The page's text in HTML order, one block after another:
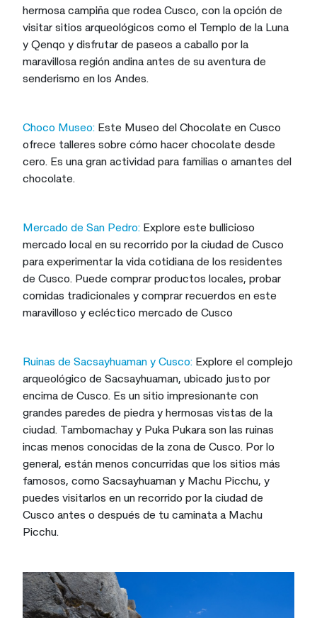
hermosa campiña que rodea Cusco, con la opción de
visitar sitios arqueológicos como el Templo de la Luna
y Qenqo y disfrutar de paseos a caballo por la
maravillosa región andina antes de su aventura de
senderismo en los Andes.
Choco Museo: Este Museo del Chocolate en Cusco
ofrece talleres sobre cómo hacer chocolate desde
cero. Es una gran actividad para familias o amantes del
chocolate.
Mercado de San Pedro: Explore este bullicioso
mercado local en su recorrido por la ciudad de Cusco
para experimentar la vida cotidiana de los residentes
de Cusco. Puede comprar productos locales, probar
comidas tradicionales y comprar recuerdos en este
maravilloso y ecléctico mercado de Cusco
Ruinas de Sacsayhuaman y Cusco: Explore el complejo
arqueológico de Sacsayhuaman, ubicado justo por
encima de Cusco. Es un sitio impresionante con
grandes paredes de piedra y hermosas vistas de la
ciudad. Tambomachay y Puka Pukara son las ruinas
incas menos conocidas de la zona de Cusco. Por lo
general, están menos concurridas que los sitios más
famosos, como Sacsayhuaman y Machu Picchu, y
puedes visitarlos en un recorrido por la ciudad de
Cusco antes o después de tu caminata a Machu
Picchu.